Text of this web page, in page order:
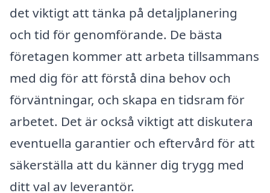
det viktigt att tänka på detaljplanering
och tid för genomförande. De bästa
företagen kommer att arbeta tillsammans
med dig för att förstå dina behov och
förväntningar, och skapa en tidsram för
arbetet. Det är också viktigt att diskutera
eventuella garantier och eftervård för att
säkerställa att du känner dig trygg med
ditt val av leverantör.